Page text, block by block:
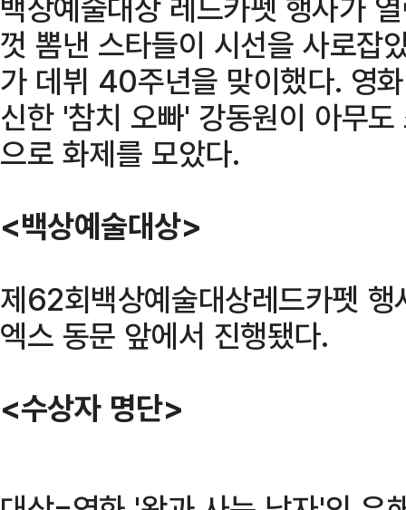
껏 뽐낸 스타들이 시선을 사로잡
가 데뷔 40주년을 맞이했다. 영
신한 '참치 오빠' 강동원이 아무
으로 화제를 모았다.
<백상예술대상>
제62회백상예술대상레드카펫
엑스 동문 앞에서 진행됐다.
<수상자 명단>